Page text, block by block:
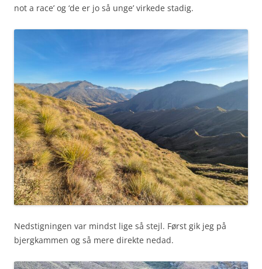
not a race’ og ‘de er jo så unge’ virkede stadig.
Nedstigningen var mindst lige så stejl. Først gik jeg på
bjergkammen og så mere direkte nedad.